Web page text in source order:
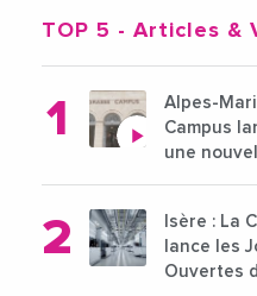
TOP 5 - Articles &
Alpes-
Campus
une
Isère : La
lance les
Ouvertes